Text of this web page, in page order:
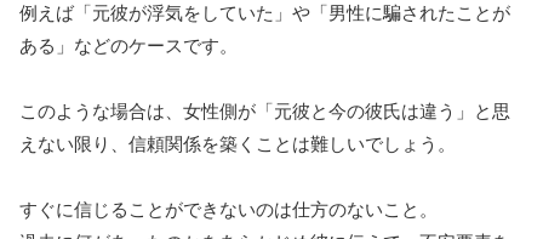
例えば「元彼が浮気をしていた」や「男性に騙されたことが
ある」などのケースです。
このような場合は、女性側が「元彼と今の彼氏は違う」と思
えない限り、信頼関係を築くことは難しいでしょう。
すぐに信じることができないのは仕方のないこと。